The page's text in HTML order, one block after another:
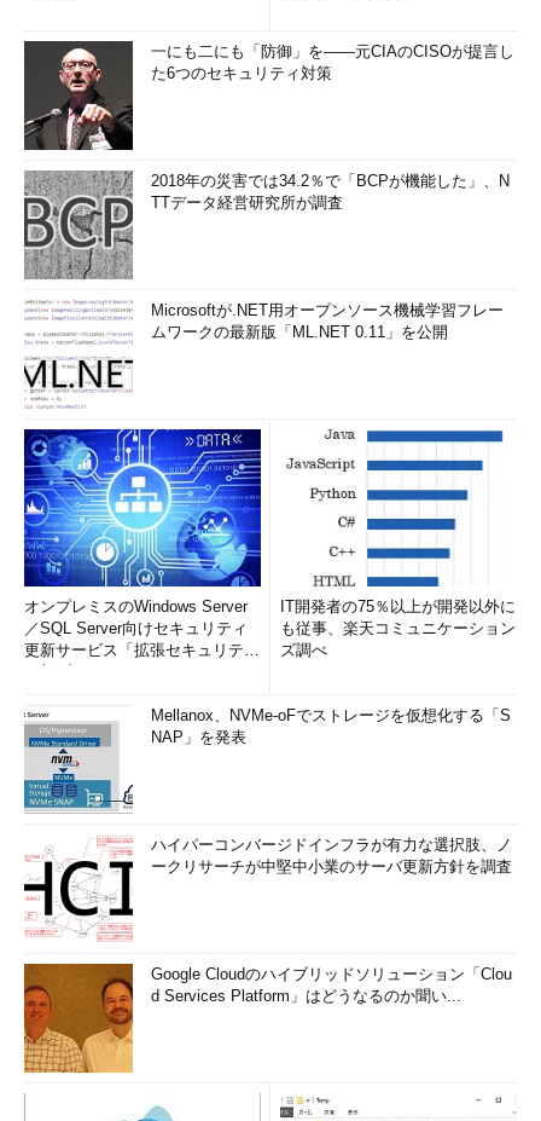
一にも二にも「防御」を――元CIAのCISOが提言し
た6つのセキュリティ対策
2018年の災害では34.2％で「BCPが機能した」、N
TTデータ経営研究所が調査
Microsoftが.NET用オープンソース機械学習フレー
ムワークの最新版「ML.NET 0.11」を公開
オンプレミスのWindows Server
／SQL Server向けセキュリティ
更新サービス「拡張セキュリティ
IT開発者の75％以上が開発以外に
も従事、楽天コミュニケーション
ズ調べ
Mellanox、NVMe-oFでストレージを仮想化する「S
NAP」を発表
ハイパーコンバージドインフラが有力な選択肢、ノ
ークリサーチが中堅中小業のサーバ更新方針を調査
Google Cloudのハイブリッドソリューション「Clou
d Services Platform」はどうなるのか聞い...